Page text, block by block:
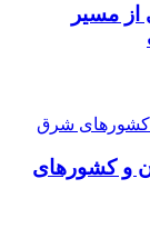
مسیر
و کشورهای